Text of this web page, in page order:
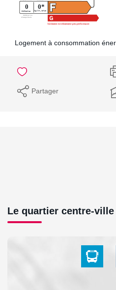
Logement à consommation
Partager
Le quartier centre-ville